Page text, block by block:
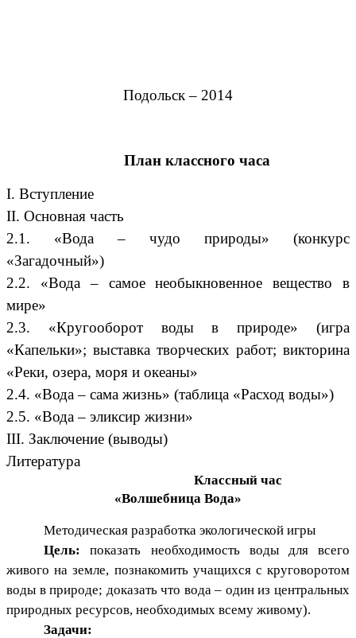
Подольск – 2014
План классного часа
I. Вступление
II. Основная часть
2.1. «Вода – чудо природы» (конкурс
«Загадочный»)
2.2. «Вода – самое необыкновенное вещество в
мире»
2.3. «Кругооборот воды в природе» (игра
«Капельки»; выставка творческих работ; викторина
«Реки, озера, моря и океаны»
2.4. «Вода – сама жизнь» (таблица «Расход воды»)
2.5. «Вода – эликсир жизни»
III. Заключение (выводы)
Литература
Классный час
«Волшебница Вода»
Методическая разработка экологической игры
Цель: показать необходимость воды для всего
живого на земле, познакомить учащихся с круговоротом
воды в природе; доказать что вода – один из центральных
природных ресурсов, необходимых всему живому).
Задачи: